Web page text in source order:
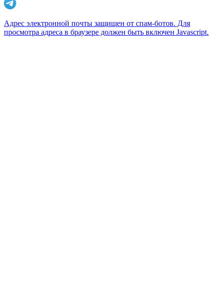
Адрес электронной почты защищен от спам-ботов. Для
просмотра адреса в браузере должен быть включен Javascript.